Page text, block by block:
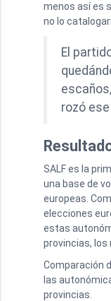
menos así es
no lo
El
rozó
SALF es la
una base de
europeas.
elecciones
estas
provincias, los
Comparación
las
provincias.